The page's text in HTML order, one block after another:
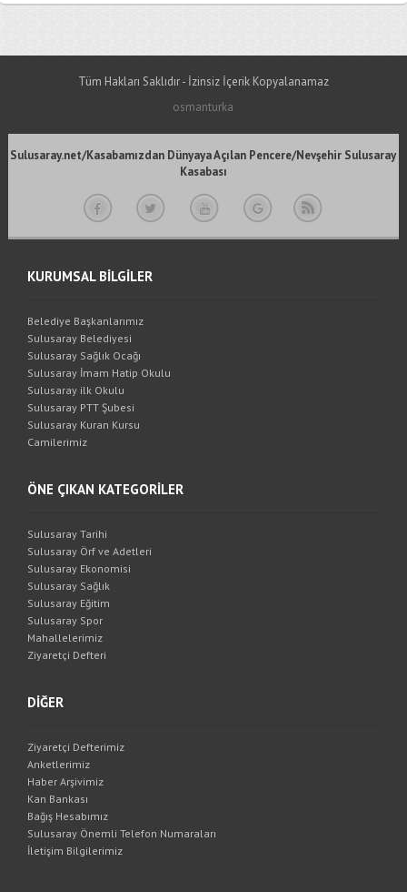
Tüm Hakları Saklıdır - İzinsiz İçerik Kopyalanamaz
osmanturka
Sulusaray.net/Kasabamızdan Dünyaya Açılan Pencere/Nevşehir Sulusaray
Kasabası
KURUMSAL BİLGİLER
Belediye Başkanlarımız
Sulusaray Belediyesi
Sulusaray Sağlık Ocağı
Sulusaray İmam Hatip Okulu
Sulusaray ilk Okulu
Sulusaray PTT Şubesi
Sulusaray Kuran Kursu
Camilerimiz
ÖNE ÇIKAN KATEGORİLER
Sulusaray Tarihi
Sulusaray Örf ve Adetleri
Sulusaray Ekonomisi
Sulusaray Sağlık
Sulusaray Eğitim
Sulusaray Spor
Mahallelerimiz
Ziyaretçi Defteri
DİĞER
Ziyaretçi Defterimiz
Anketlerimiz
Haber Arşivimiz
Kan Bankası
Bağış Hesabımız
Sulusaray Önemli Telefon Numaraları
İletişim Bilgilerimiz